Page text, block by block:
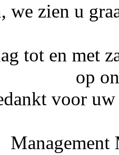
we zien u
tot en met
op
voor
Management